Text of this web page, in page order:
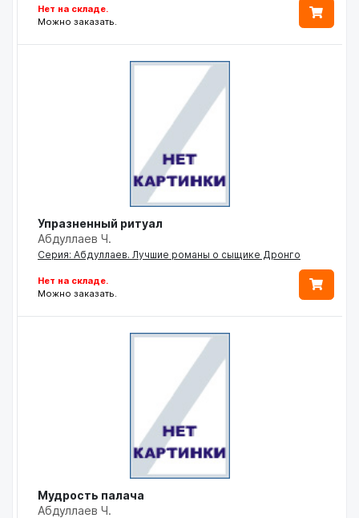
Нет на складе.
Можно заказать.
Упразненный ритуал
Абдуллаев Ч.
Серия: Абдуллаев. Лучшие романы о сыщике Дронго
Нет на складе.
Можно заказать.
Мудрость палача
Абдуллаев Ч.